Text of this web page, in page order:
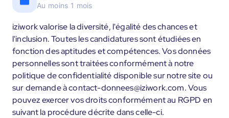
Au moins 1 mois
iziwork valorise la diversité, l'égalité des chances et
l'inclusion. Toutes les candidatures sont étudiées en
fonction des aptitudes et compétences. Vos données
personnelles sont traitées conformément à notre
politique de confidentialité disponible sur notre site ou
sur demande à contact-donnees@iziwork.com. Vous
pouvez exercer vos droits conformément au RGPD en
suivant la procédure décrite dans celle-ci.